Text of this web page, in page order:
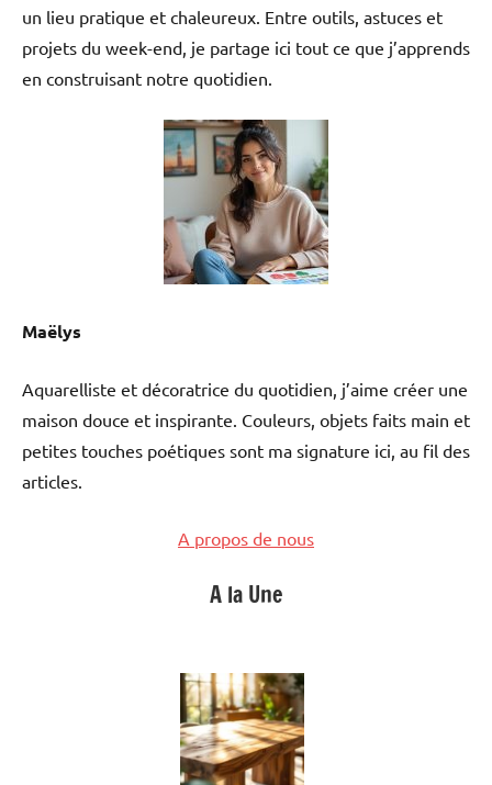
un lieu pratique et chaleureux. Entre outils, astuces et
projets du week-end, je partage ici tout ce que j’apprends
en construisant notre quotidien.
Maëlys
Aquarelliste et décoratrice du quotidien, j’aime créer une
maison douce et inspirante. Couleurs, objets faits main et
petites touches poétiques sont ma signature ici, au fil des
articles.
A propos de nous
A la Une